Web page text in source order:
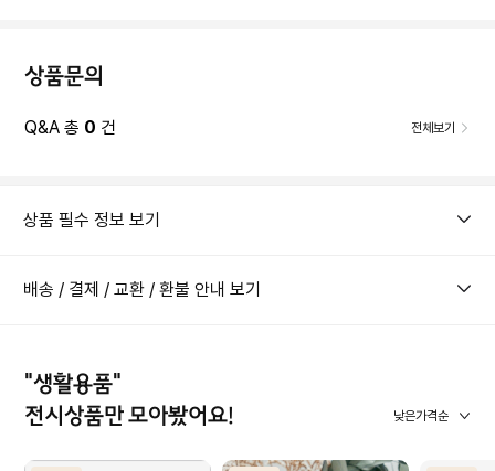
상품문의
Q&A 총 0 건 전체보기
상품 필수 정보 보기
배송 / 결제 / 교환 / 환불 안내 보기
"생활용품"
전시상품만 모아봤어요!
낮은가격순